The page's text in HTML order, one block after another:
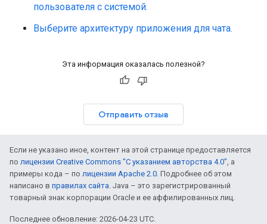
пользователя с системой.
Выберите архитектуру приложения для чата.
Эта информация оказалась полезной?
Отправить отзыв
Если не указано иное, контент на этой странице предоставляется
по лицензии Creative Commons "С указанием авторства 4.0" , а
примеры кода – по лицензии Apache 2.0 . Подробнее об этом
написано в правилах сайта . Java – это зарегистрированный
товарный знак корпорации Oracle и ее аффилированных лиц.
Последнее обновление: 2026-04-23 UTC.